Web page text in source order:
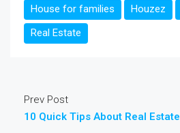
House for families
Houzez
Real Estate
Prev Post
10 Quick Tips About Real Estate